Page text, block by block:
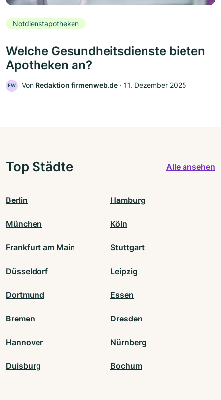
Notdienstapotheken
Welche Gesundheitsdienste bieten
Apotheken an?
FW Von Redaktion firmenweb.de ‧ 11. Dezember 2025
Top Städte Alle ansehen
Berlin Hamburg
München Köln
Frankfurt am Main Stuttgart
Düsseldorf Leipzig
Dortmund Essen
Bremen Dresden
Hannover Nürnberg
Duisburg Bochum